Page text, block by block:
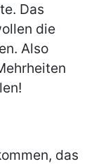
Das
die
Also
das